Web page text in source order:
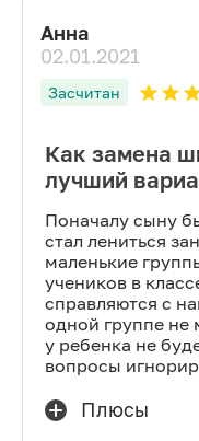
Анна
02.01.2021
Засчитан
Как замена
лучший
Поначалу сыну
стал лениться
маленькие
учеников в
справляются с
одной группе не
у ребенка не
вопросы
Плюсы